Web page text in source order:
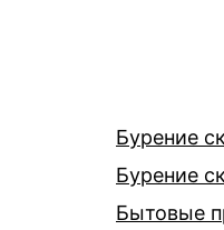
Бурение
Бурение
Бытовые